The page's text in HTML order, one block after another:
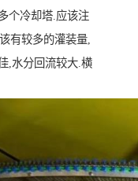
个冷却塔.应该注
有较多的灌装量,
,水分回流较大.横